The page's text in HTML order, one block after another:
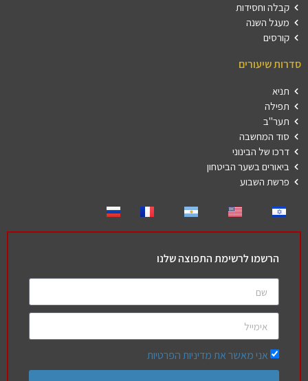
קבלה וחסידות
מעגל השנה
קורסים
סדרות שיעורים
תניא
תפילה
תער"ב
סוד המחשבה
דרכו של הבינוני
ביאורים בשער הביטחון
פרשת השבוע
הרשמו לרשימת התפוצה שלנו
אני מאשר את מדיניות הפרטיות